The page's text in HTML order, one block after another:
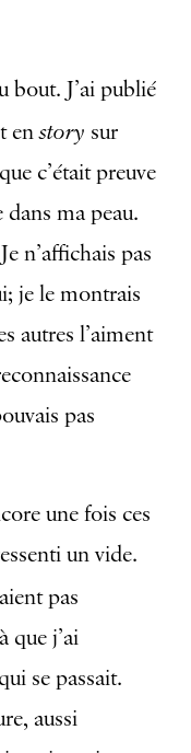
bout. J’ai publié
enstory sur
c’était preuve
dans ma peau.
n’affichais pas
je le montrais
autres l’aiment
pas
une fois ces
un vide.
pas
que j’ai
se passait.
aussi